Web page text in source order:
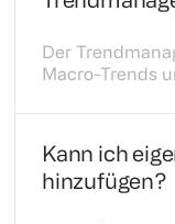
Der
Macro-Trends
Kann ich
hinzufügen?